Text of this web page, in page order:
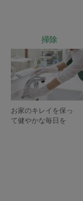
掃除
お家のキレイを保っ
て健やかな毎日を